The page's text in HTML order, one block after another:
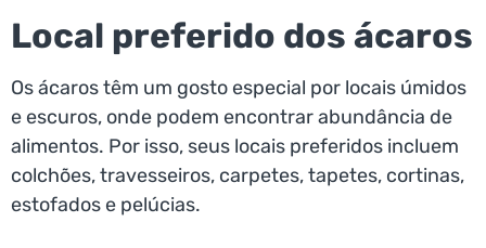
Local preferido dos ácaros
Os ácaros têm um gosto especial por locais úmidos
e escuros, onde podem encontrar abundância de
alimentos. Por isso, seus locais preferidos incluem
colchões, travesseiros, carpetes, tapetes, cortinas,
estofados e pelúcias.